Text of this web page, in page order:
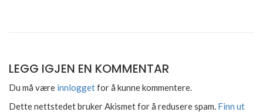
LEGG IGJEN EN KOMMENTAR
Du må være innloggetfor å kunne kommentere.
Dette nettstedet bruker Akismet for å redusere spam. Finn ut